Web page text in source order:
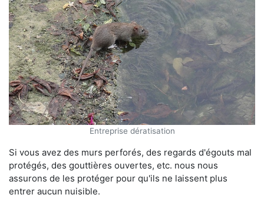
Entreprise dératisation
Si vous avez des murs perforés, des regards d'égouts mal
protégés, des gouttières ouvertes, etc. nous nous
assurons de les protéger pour qu'ils ne laissent plus
entrer aucun nuisible.